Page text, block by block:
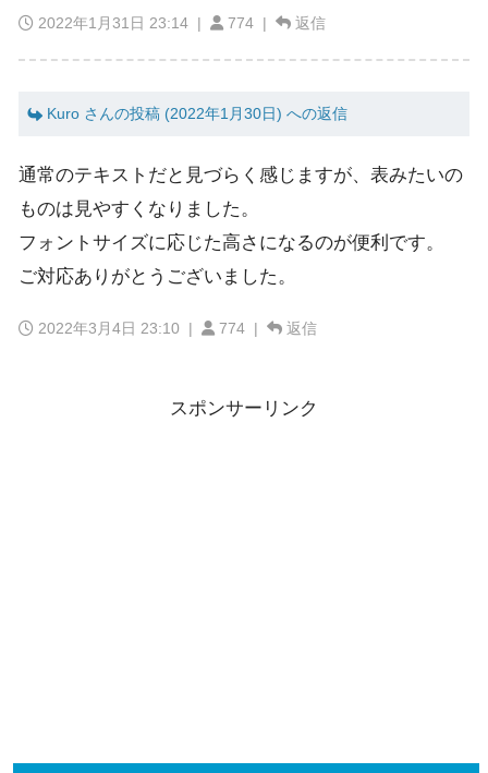
2022年1月31日 23:14 | 774 | 返信
Kuro さんの投稿 (2022年1月30日) への返信
通常のテキストだと見づらく感じますが、表みたいの
ものは見やすくなりました。
フォントサイズに応じた高さになるのが便利です。
ご対応ありがとうございました。
2022年3月4日 23:10 | 774 | 返信
スポンサーリンク